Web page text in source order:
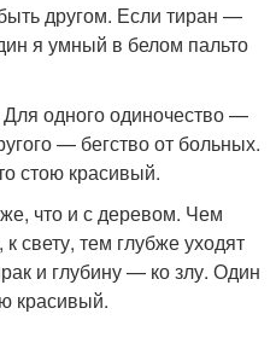
другом. Если тиран —
я умный в белом пальто
одного одиночество —
— бегство от больных.
стою красивый.
что и с деревом. Чем
свету, тем глубже уходят
и глубину — ко злу. Один
красивый.